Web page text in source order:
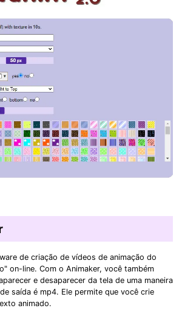
de criação de vídeos de animação do
on-line. Com o Animaker, você também
e desaparecer da tela de uma maneira
saída é mp4. Ele permite que você crie
animado.